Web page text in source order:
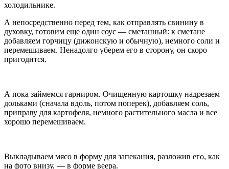
холодильнике.
А непосредственно перед тем, как отправлять свинину в
духовку, готовим еще один соус — сметанный: к сметане
добавляем горчицу (дижонскую и обычную), немного соли и
перемешиваем. Ненадолго уберем его в сторону, он скоро
пригодится.
А пока займемся гарниром. Очищенную картошку надрезаем
дольками (сначала вдоль, потом поперек), добавляем соль,
приправу для картофеля, немного растительного масла и все
хорошо перемешиваем.
Выкладываем мясо в форму для запекания, разложив его, как
на фото внизу, — в форме веера.